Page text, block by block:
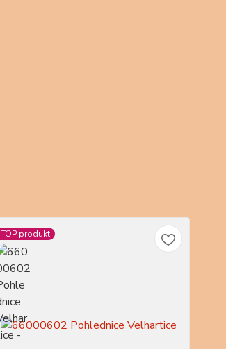
TOP produkt